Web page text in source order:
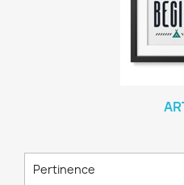
Pertinence